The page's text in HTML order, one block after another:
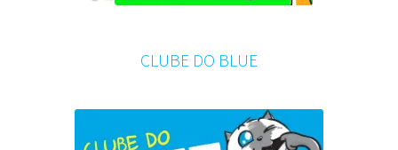
CLUBE DO BLUE